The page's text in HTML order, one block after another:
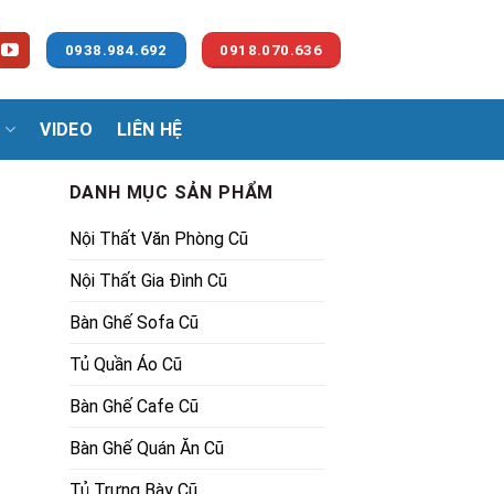
0938.984.692 0918.070.636
VIDEO LIÊN HỆ
DANH MỤC SẢN PHẨM
Nội Thất Văn Phòng Cũ
Nội Thất Gia Đình Cũ
Bàn Ghế Sofa Cũ
Tủ Quần Áo Cũ
Bàn Ghế Cafe Cũ
Bàn Ghế Quán Ăn Cũ
Tủ Trưng Bày Cũ